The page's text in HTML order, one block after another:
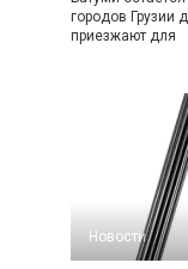
городов Грузии
приезжают для
Новости